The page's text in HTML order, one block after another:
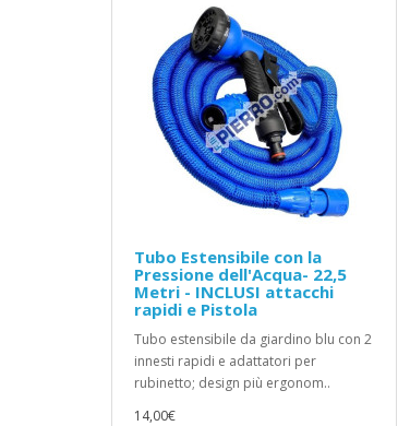
Tubo Estensibile con la
Pressione dell'Acqua- 22,5
Metri - INCLUSI attacchi
rapidi e Pistola
Tubo estensibile da giardino blu con 2
innesti rapidi e adattatori per
rubinetto; design più ergonom..
14,00€